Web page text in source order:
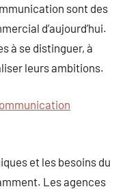
sont des
d’aujourd’hui.
à se distinguer, à
leurs ambitions.
et les besoins du
Les agences